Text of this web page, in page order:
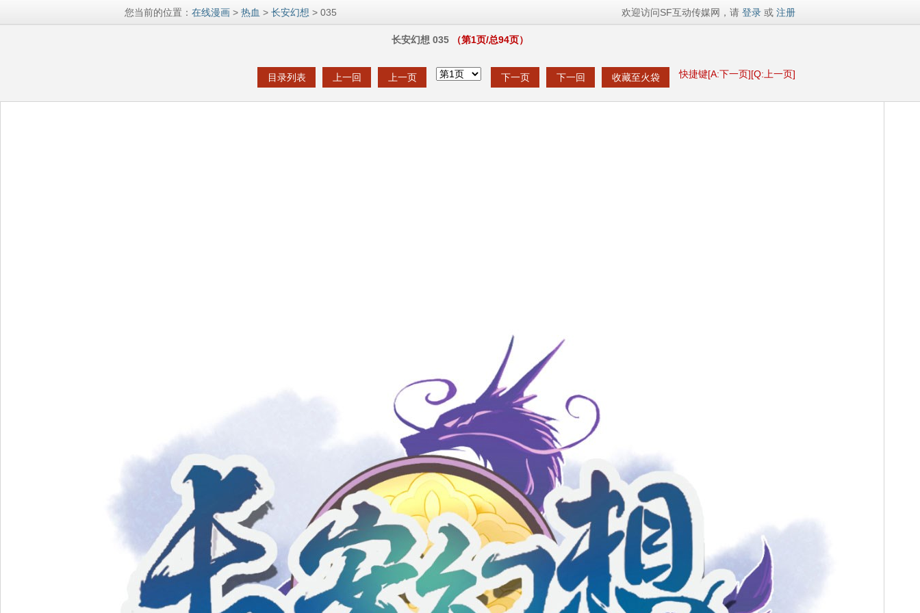
您当前的位置： 在线漫画 > 热血 > 长安幻想 > 035 欢迎访问SF互动传媒网，请 登录 或 注册
长安幻想 035 （第1页/总94页）
目录列表 上一回 上一页 下一页 下一回 收藏至火袋 快捷键[A:下一页][Q:上一页]